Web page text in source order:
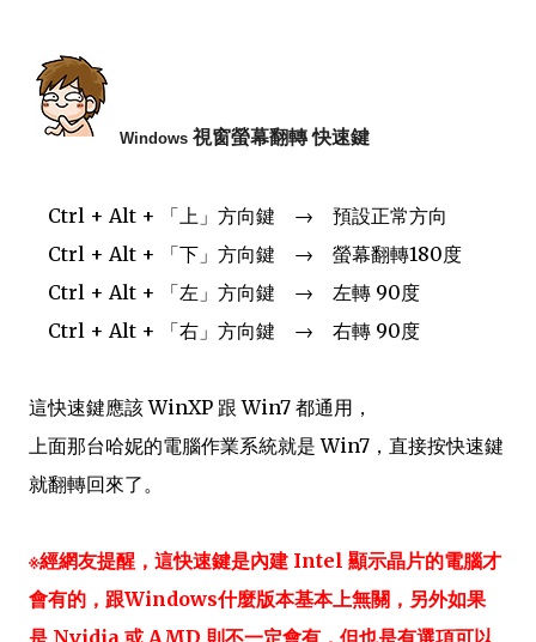
Windows 視窗螢幕翻轉 快速鍵
Ctrl + Alt + 「上」方向鍵 → 預設正常方向
Ctrl + Alt + 「下」方向鍵 → 螢幕翻轉180度
Ctrl + Alt + 「左」方向鍵 → 左轉 90度
Ctrl + Alt + 「右」方向鍵 → 右轉 90度
這快速鍵應該 WinXP 跟 Win7 都通用，
上面那台哈妮的電腦作業系統就是 Win7，直接按快速鍵
就翻轉回來了。
※經網友提醒，這快速鍵是內建 Intel 顯示晶片的電腦才
會有的，跟Windows什麼版本基本上無關，另外如果
是 Nvidia 或 AMD 則不一定會有，但也是有選項可以